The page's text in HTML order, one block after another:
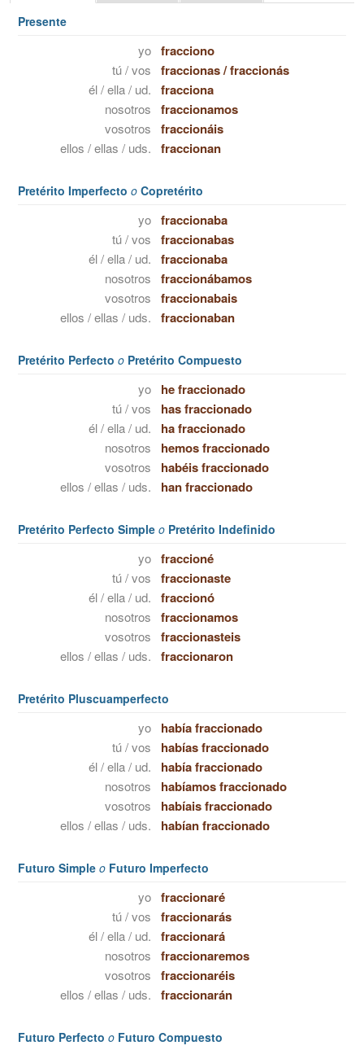
Presente
yo fracciono
tú / vos fraccionas/fraccionás
él / ella / ud. fracciona
nosotros fraccionamos
vosotros fraccionáis
ellos / ellas / uds. fraccionan
Pretérito Imperfecto o Copretérito
yo fraccionaba
tú / vos fraccionabas
él / ella / ud. fraccionaba
nosotros fraccionábamos
vosotros fraccionabais
ellos / ellas / uds. fraccionaban
Pretérito Perfecto o Pretérito Compuesto
yo he fraccionado
tú / vos has fraccionado
él / ella / ud. ha fraccionado
nosotros hemos fraccionado
vosotros habéis fraccionado
ellos / ellas / uds. han fraccionado
Pretérito Perfecto Simple o Pretérito Indefinido
yo fraccioné
tú / vos fraccionaste
él / ella / ud. fraccionó
nosotros fraccionamos
vosotros fraccionasteis
ellos / ellas / uds. fraccionaron
Pretérito Pluscuamperfecto
yo había fraccionado
tú / vos habías fraccionado
él / ella / ud. había fraccionado
nosotros habíamos fraccionado
vosotros habíais fraccionado
ellos / ellas / uds. habían fraccionado
Futuro Simple o Futuro Imperfecto
yo fraccionaré
tú / vos fraccionarás
él / ella / ud. fraccionará
nosotros fraccionaremos
vosotros fraccionaréis
ellos / ellas / uds. fraccionarán
Futuro Perfecto o Futuro Compuesto